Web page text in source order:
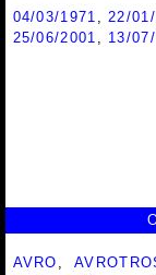
04/03/1971 22/
25/06/2001
13/
AVRO ,